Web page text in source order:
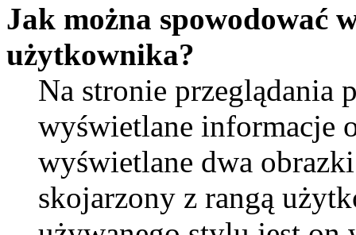
Jak można spowodować
użytkownika?
Na stronie przeglądania
wyświetlane informacje
wyświetlane dwa
skojarzony z rangą